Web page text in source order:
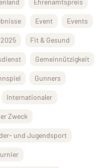
Ehrenamtspreis
Event Events
2025 Fit & Gesund
Gemeinnützigkeit
Gunners
Internationaler
Zweck
und Jugendsport